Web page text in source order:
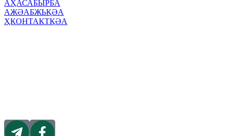
АҲАСАБЫРБА
АЖӘАБЖЬҚӘА
ҲКОНТАКТҚӘА